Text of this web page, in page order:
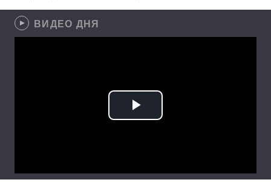
ВИДЕО ДНЯ